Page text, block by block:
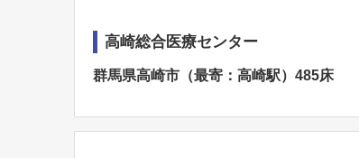
高崎総合医療センター
群馬県高崎市（最寄：高崎駅）485床